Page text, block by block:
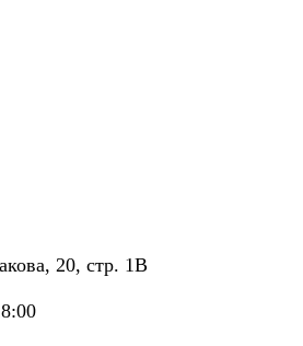
20, стр. 1В